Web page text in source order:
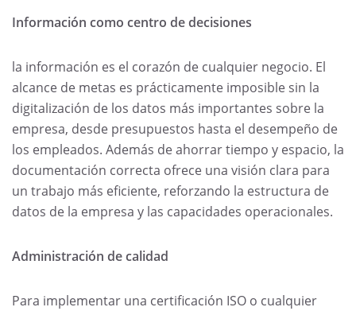
Información como centro de decisiones
la información es el corazón de cualquier negocio. El
alcance de metas es prácticamente imposible sin la
digitalización de los datos más importantes sobre la
empresa, desde presupuestos hasta el desempeño de
los empleados. Además de ahorrar tiempo y espacio, la
documentación correcta ofrece una visión clara para
un trabajo más eficiente, reforzando la estructura de
datos de la empresa y las capacidades operacionales.
Administración de calidad
Para implementar una certificación ISO o cualquier